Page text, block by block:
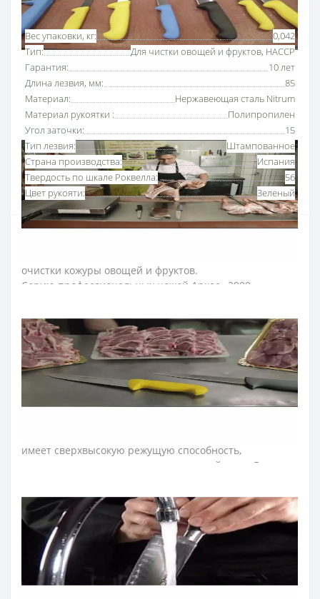
Основные характеристики Все характеристики
Вес упаковки, кг:
0,042
Тип:
Для чистки овощей и фруктов, HACCP
Гарантия:
10 лет
Длина лезвия, мм:
85
Материал:
Нержавеющая сталь Nitrum
Материал рукоятки :
Полипропилен
Угол заточки:
15
Тип лезвия:
Штампованное
Страна производства:
Испания
Твердость по шкале Роквелла:
56
Цвет рукояти:
Зеленый
очистки кожуры овощей и фруктов.
Серию профессиональных ножей Аркос «2900»
Рекомендуем приобретать серию ножей "2900"
предприятиям и ресторанам, которые
придерживаются принципов HACCP. Для этих целей
рукоятки ножей имеют цветовую кодировку по
имеет сверхвысокую режущую способность,
повышенную твердость и коррозиестойкость. В
ржавеет, поэтому изделие имеет долгий срок службы,
обеспечивая экономическую эффективность
инвентаря.
Рукоятка ножей для чистки овощей "2900" идеальна
для интенсивного использования благодаря
эргономичной форме с утолщением посредине.